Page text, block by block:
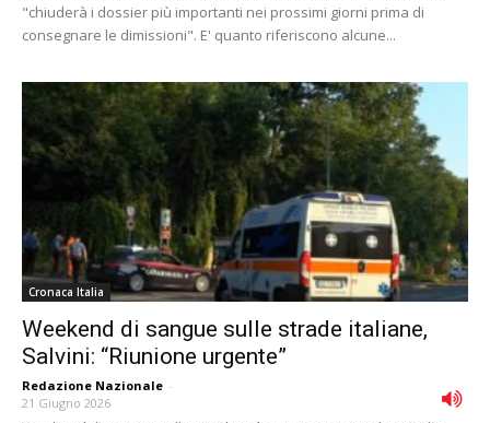
"chiuderà i dossier più importanti nei prossimi giorni prima di
consegnare le dimissioni". E' quanto riferiscono alcune...
Cronaca Italia
Weekend di sangue sulle strade italiane,
Salvini: “Riunione urgente”
Redazione Nazionale -
21 Giugno 2026